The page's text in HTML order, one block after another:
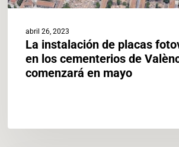
mayo
abril 26, 2023
La instalación de placas
en los cementerios de
comenzará en mayo